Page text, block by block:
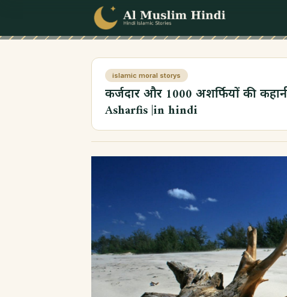
islamic moral storys
कर्जदार और 1000 अशर्फियों की
Asharfis |in hindi